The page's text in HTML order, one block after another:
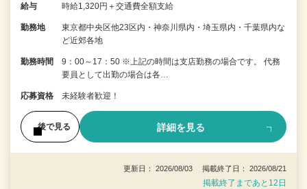
給与 時給1,320円＋交通費全額支給
勤務地
東京都中央区他23区内・神奈川県内・埼玉県内・千葉県内な
ど近郊各地
勤務時間
9：00～17：50 ※上記の時間は支店勤務の場合です。 代務
要員として出勤の場合は各…
応募資格 未経験者歓迎！
後で見る 詳細を見る
更新日： 2026/08/03 掲載終了日： 2026/08/21
掲載終了まであと12日